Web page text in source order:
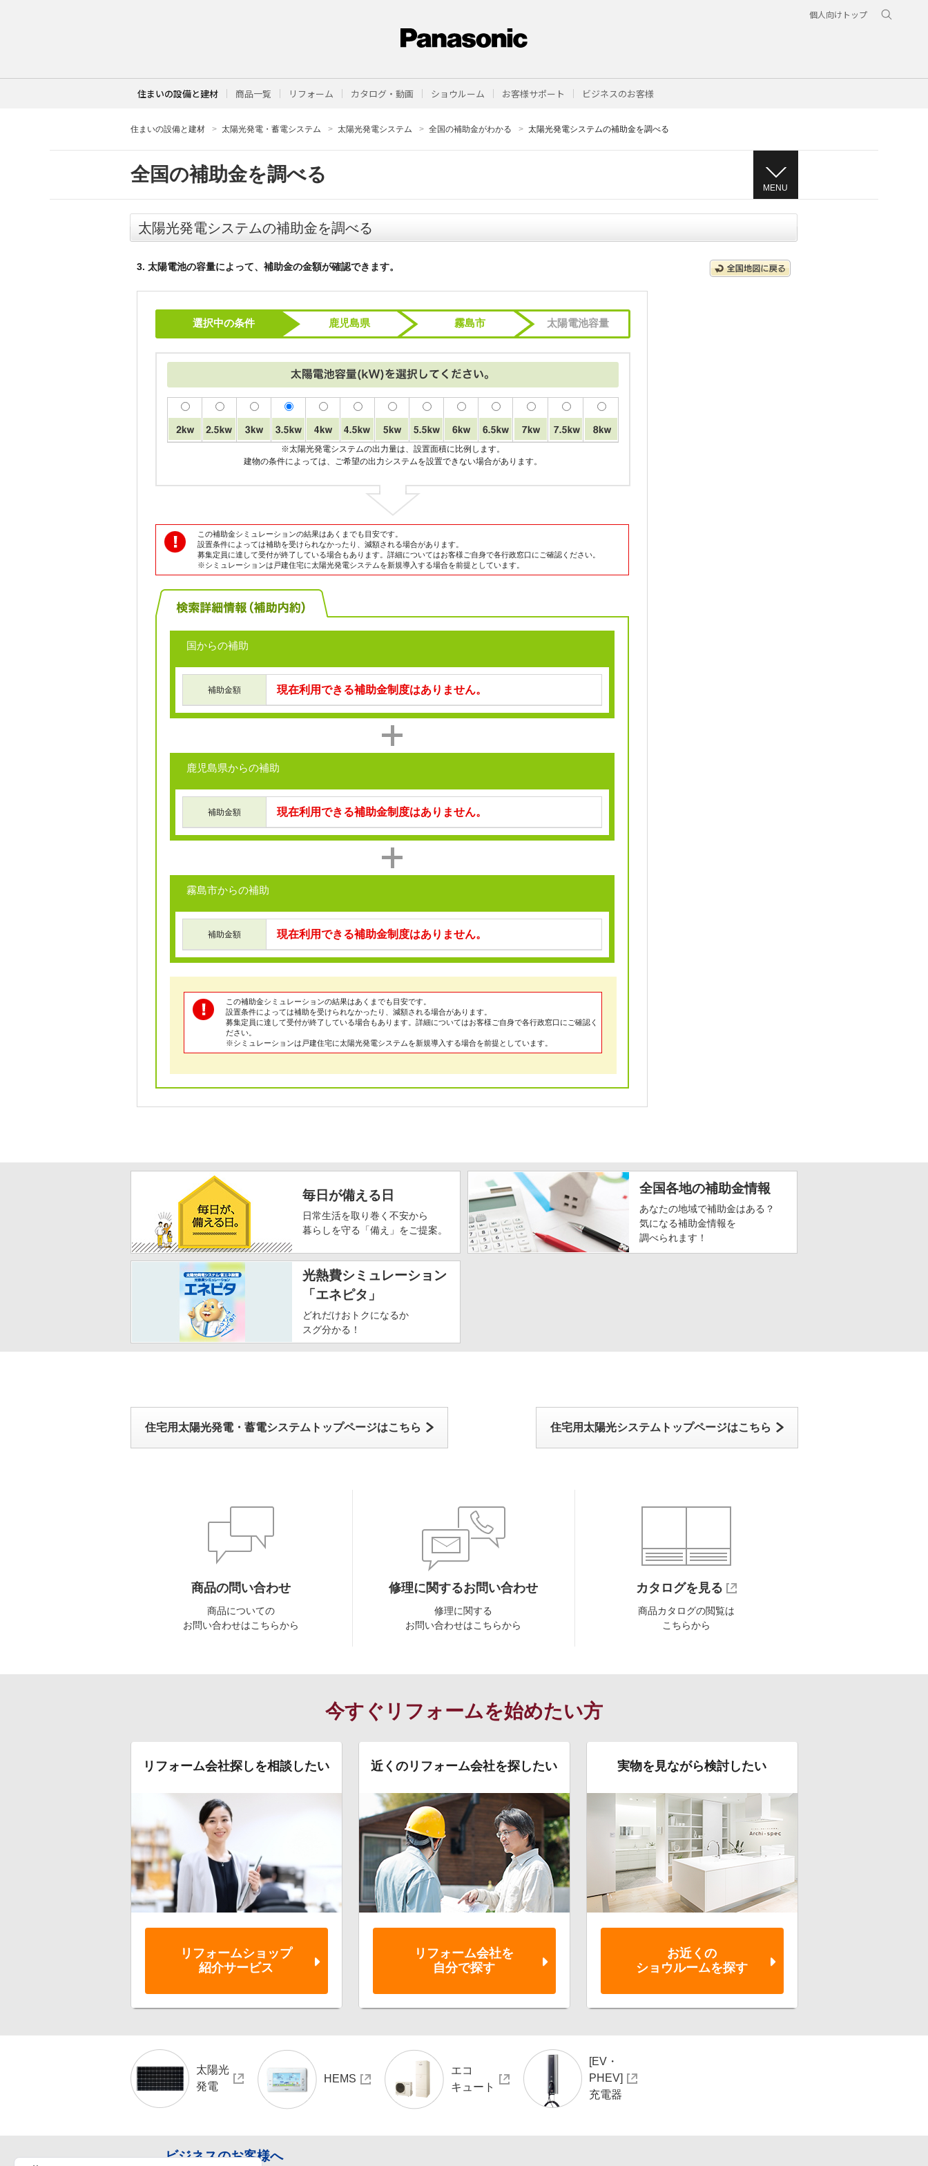
個人向けトップ
住まいの設備と建材 商品一覧 リフォーム カタログ・動画 ショウルーム お客様サポート ビジネスのお客様
住まいの設備と建材 太陽光発電・蓄電システム 太陽光発電システム 全国の補助金がわかる 太陽光発電システムの補助金を調べる
全国の補助金を調べる
MENU
太陽光発電システムの補助金を調べる
3. 太陽電池の容量によって、補助金の金額が確認できます。
選択中の条件 鹿児島県 霧島市 太陽電池容量
※太陽光発電システムの出力量は、設置面積に比例します。
建物の条件によっては、ご希望の出力システムを設置できない場合があります。
この補助金シミュレーションの結果はあくまでも目安です。
設置条件によっては補助を受けられなかったり、減額される場合があります。
募集定員に達して受付が終了している場合もあります。詳細についてはお客様ご自身で各行政窓口にご確認ください。
※シミュレーションは戸建住宅に太陽光発電システムを新規導入する場合を前提としています。
国からの補助
補助金額 現在利用できる補助金制度はありません。
鹿児島県からの補助
補助金額 現在利用できる補助金制度はありません。
霧島市からの補助
補助金額 現在利用できる補助金制度はありません。
この補助金シミュレーションの結果はあくまでも目安です。
設置条件によっては補助を受けられなかったり、減額される場合があります。
募集定員に達して受付が終了している場合もあります。詳細についてはお客様ご自身で各行政窓口にご確認く
ださい。
※シミュレーションは戸建住宅に太陽光発電システムを新規導入する場合を前提としています。
毎日が備える日
日常生活を取り巻く不安から
暮らしを守る「備え」をご提案。
全国各地の補助金情報
あなたの地域で補助金はある？
気になる補助金情報を
調べられます！
光熱費シミュレーション
「エネピタ」
どれだけおトクになるか
スグ分かる！
住宅用太陽光発電・蓄電システムトップページはこちら 住宅用太陽光システムトップページはこちら
商品の問い合わせ
商品についての
お問い合わせはこちらから
修理に関するお問い合わせ
修理に関する
お問い合わせはこちらから
カタログを見る
商品カタログの閲覧は
こちらから
今すぐリフォームを始めたい方
リフォーム会社探しを相談したい
リフォームショップ
紹介サービス
近くのリフォーム会社を探したい
リフォーム会社を
自分で探す
実物を見ながら検討したい
お近くの
ショウルームを探す
太陽光
発電
HEMS
エコ
キュート
[EV・
PHEV]
充電器
ビジネスのお客様へ